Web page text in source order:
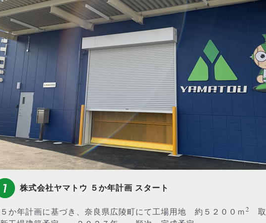
株式会社ヤマトウ ５か年計画 スタート
５か年計画に基づき、奈良県広陵町にて工場用地 約５２００ｍ2